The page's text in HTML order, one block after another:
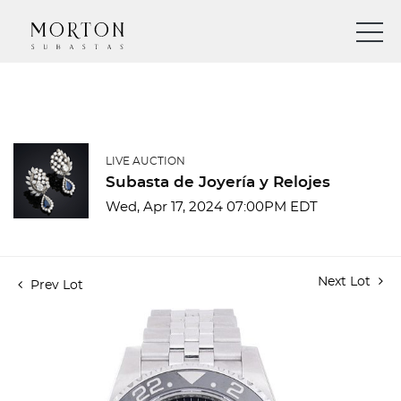
LIVE AUCTION
Subasta de Joyería y Relojes
Wed, Apr 17, 2024 07:00PM EDT
Prev Lot Next Lot